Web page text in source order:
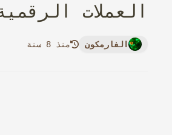
العملات
الفارمكون منذ 8 سنة